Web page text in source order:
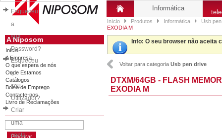
Esqueceu
a
sua
Password?
Esqueceu
o
seu
Utilizador?
Criar
uma
conta
Informática
Início Produtos Informática
Usb
EXODIA M
A Niposom
Início
A Empresa
O que espera de nós
Onde Estamos
Catálogos
Bolsa de Emprego
Contacte-nos
Livro de Reclamações
Info: O seu browser não aceita
Voltar para categoria Usb pen drive
DTXM/64GB - FLASH
EXODIA M